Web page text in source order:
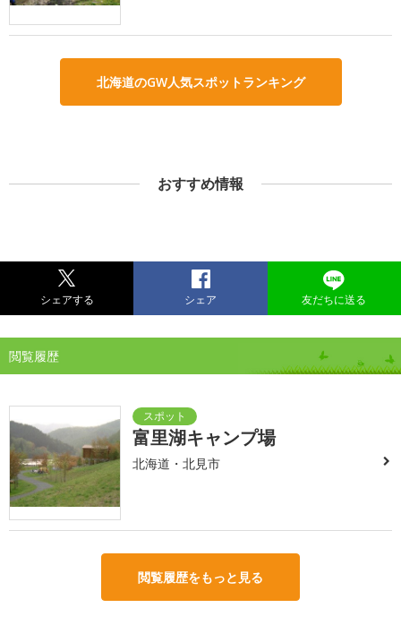
北海道のGW人気スポットランキング
おすすめ情報
シェアする シェア 友だちに送る
閲覧履歴
富里湖キャンプ場
北海道・北見市
閲覧履歴をもっと見る